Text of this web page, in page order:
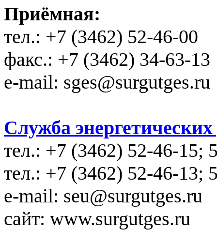
Приёмная:
тел.: +7 (3462) 52-46-00
факс.: +7 (3462) 34-63-13
e-mail: sges@surgutges.ru
Служба
тел.: +7 (3462) 52-46-15;
тел.: +7 (3462) 52-46-13;
e-mail: seu@surgutges.ru
сайт: www.surgutges.ru